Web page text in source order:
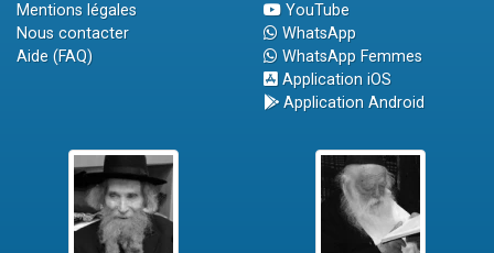
Mentions légales
Nous contacter
Aide (FAQ)
YouTube
WhatsApp
WhatsApp Femmes
Application iOS
Application Android